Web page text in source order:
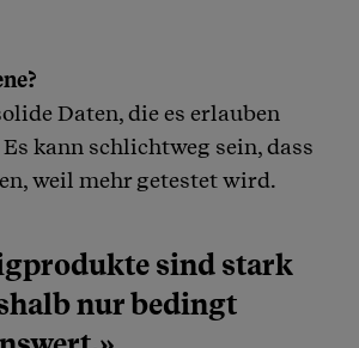
Daten, die es erlauben
kann schlichtweg sein, dass
weil mehr getestet wird.
sind stark
nur bedingt